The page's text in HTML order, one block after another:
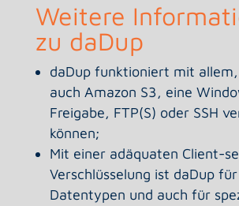
Weitere
zu daDup
daDup funktioniert mit
auch Amazon S3, eine
Freigabe, FTP(S) oder SSH
können;
Mit einer adäquaten Client-
Verschlüsselung ist daDup
Datentypen und auch für